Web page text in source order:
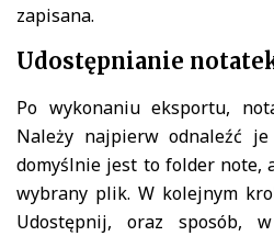
zapisana.
Udostępnianie
Po wykonaniu eksportu,
Należy najpierw odnaleźć
domyślnie jest to folder note,
wybrany plik. W kolejnym
Udostępnij, oraz sposób,